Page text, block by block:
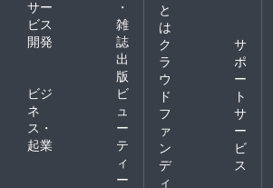
サー
ビス
開発
・
雑
誌
出
版
ビジ
ネ
ス・
起業
ビ
ュ
ー
テ
ィ
ー
と
は
ク
ラ
ウ
ド
フ
ァ
ン
デ
ィ
サ
ポ
ー
ト
サ
ー
ビ
ス